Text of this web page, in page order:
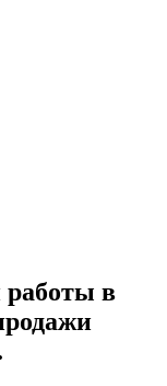
работы в